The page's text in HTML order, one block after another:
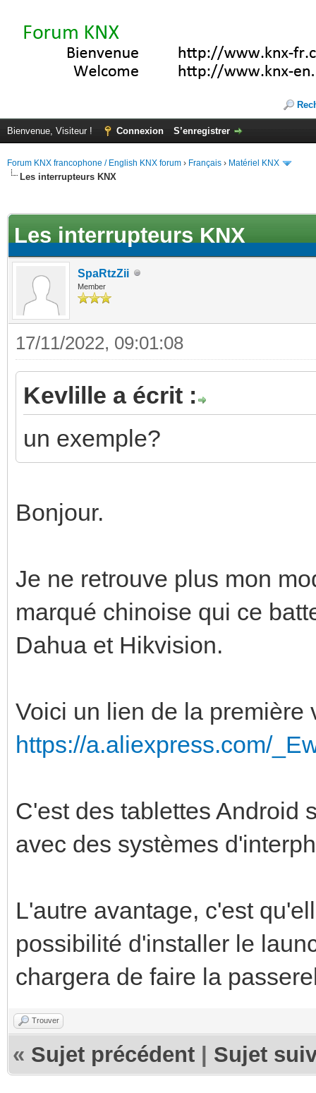
Bienvenue, Visiteur ! Connexion S’enregistrer
Forum KNX francophone / English KNX forum › Français › Matériel KNX
Les interrupteurs KNX
Les interrupteurs KNX
SpaRtzZii
Member
17/11/2022, 09:01:08
Kevlille a écrit :
un exemple?
Bonjour.
Je ne retrouve plus mon
marqué chinoise qui ce
Dahua et Hikvision.
Voici un lien de la première
https://a.aliexpress.com/
C'est des tablettes Android
avec des systèmes
L'autre avantage, c'est
possibilité d'installer le
chargera de faire la
Trouver
« Sujet précédent Sujet